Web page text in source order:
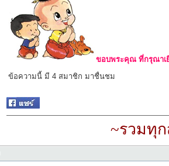
ขอบพระคุณ ที่กรุณาเ
ข้อความนี้ มี 4 สมาชิก มาชื่นชม
~รวมทุ